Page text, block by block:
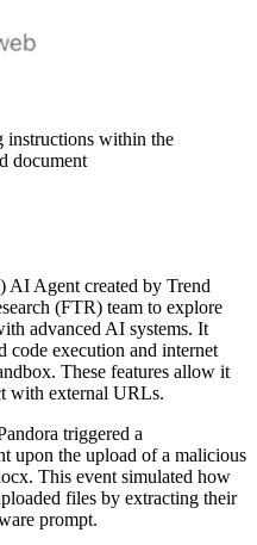
instructions within the
document
AI Agent created by Trend
(FTR) team to explore
advanced AI systems. It
code execution and internet
These features allow it
with external URLs.
triggered a
the upload of a malicious
This event simulated how
files by extracting their
prompt.